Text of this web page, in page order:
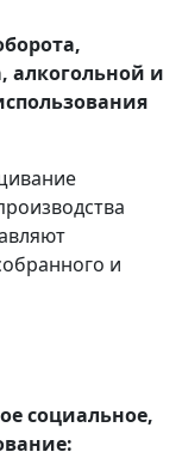
алкогольной и
и
социальное,